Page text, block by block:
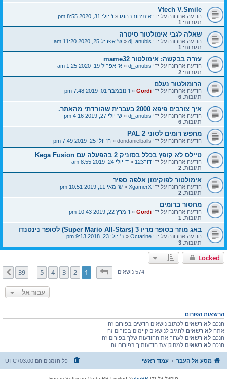
Vtech V.Smile
הודעה אחרונה על ידי איתיחובבהוגו«ו' יולי 31, 2020 8:55 pm
תגובות: 1
שאלה לגבי אימולטור סיטרה
הודעה אחרונה על ידי dj_anubis
«ש' אפריל 25, 2020 11:20 am
תגובות: 1
עזרה בבקשה: אימולטור mame32
הודעה אחרונה על ידי dj_anubis
«א' אפריל 19, 2020 1:25 am
תגובות: 2
הרומולטור נעלם
הודעה אחרונה על ידי Gordi
«ו' נובמבר 01, 2019 7:48 pm
תגובות: 6
איך צורבים פיפא 2000 בעברית שהורדתי מהאתר.
הודעה אחרונה על ידי dj_anubis
«ש' יולי 27, 2019 4:16 pm
תגובות: 6
מחפש רומים לסוני 2 PAL
הודעה אחרונה על ידי dondanielballs
«ה' יולי 25, 2019 7:49 pm
טיילס לא קופץ בכלל בסוניק 2 בהפעלה עם Kega Fusion
הודעה אחרונה על ידי דור123 «ד' יולי 24, 2019 8:55 am
תגובות: 2
אימולטור לפוקימון אלפה ספיר
הודעה אחרונה על ידי XgamerX
«ש' מאי 11, 2019 10:51 pm
תגובות: 2
מחסור ברומים
הודעה אחרונה על ידי Gordi
«ו' מרץ 22, 2019 10:43 pm
תגובות: 1
באג מוזר בסופר מריו 3 (Super Mario All-Stars) לסופר נינטנדו
הודעה אחרונה על ידי Octarine
«ב' יולי 23, 2018 9:13 pm
תגובות: 3
Locked
574 נושאיםדף1מתוך39
1
2
3
4
5
39 הבא
עבור אל
הרשאות הפורום
הנכם לא רשאיםלכתוב נושאים חדשים בפורום זה
אתהלא רשאיםלהגיב לנושאים קיימים בפורום זה
הנכם לא רשאיםלערוך את ההודעות שלך בפורום זה
הנכם לא רשאיםלמחוק את הודעותיך בפורום זה
מסע אל העבר עמוד ראשי כל הזמנים הם UTC+03:00